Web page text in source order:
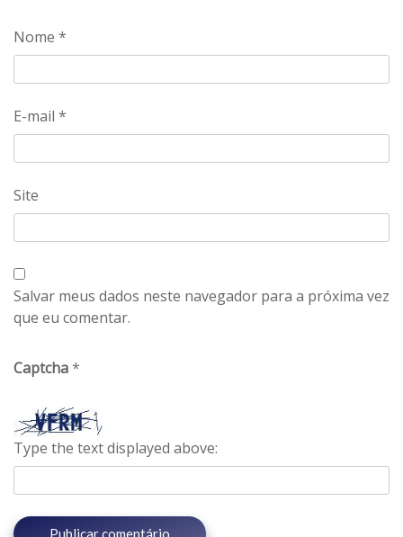
Nome *
E-mail *
Site
Salvar meus dados neste navegador para a próxima vez
que eu comentar.
Captcha*
Type the text displayed above: